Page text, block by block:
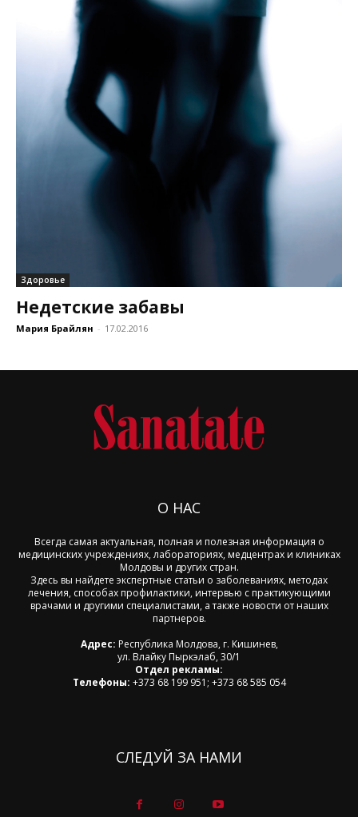
Здоровье
Недетские забавы
Мария Брайлян - 17.02.2016
О НАС
Всегда самая актуальная, полная и полезная информация о
медицинских учреждениях, лабораториях, медцентрах и клиниках
Молдовы и других стран.
Здесь вы найдете экспертные статьи о заболеваниях, методах
лечения, способах профилактики, интервью с практикующими
врачами и другими специалистами, а также новости от наших
партнеров.
Адрес: Республика Молдова, г. Кишинев,
ул. Влайку Пыркэлаб, 30/1
Отдел рекламы:
Телефоны: +373 68 199 951; +373 68 585 054
СЛЕДУЙ ЗА НАМИ